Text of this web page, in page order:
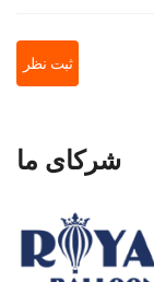
ثبت نظر
شرکای ما